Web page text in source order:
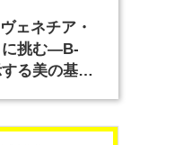
ェネチア・
に挑む―B-
る美の基準